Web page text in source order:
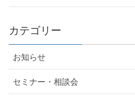
カテゴリー
お知らせ
セミナー・相談会